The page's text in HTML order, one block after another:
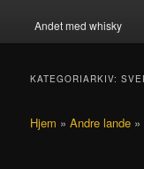
Andet med whisky
KATEGORIARKIV:
Hjem »Andre lande »